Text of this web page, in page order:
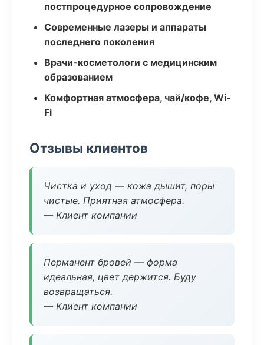
постпроцедурное сопровождение
Современные лазеры и аппараты
последнего поколения
Врачи-косметологи с медицинским
образованием
Комфортная атмосфера, чай/кофе, Wi-
Fi
Отзывы клиентов
Чистка и уход — кожа дышит, поры
чистые. Приятная атмосфера.
— Клиент компании
Перманент бровей — форма
идеальная, цвет держится. Буду
возвращаться.
— Клиент компании